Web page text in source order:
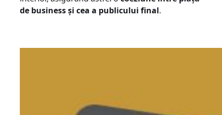
de business și cea a publicului final.